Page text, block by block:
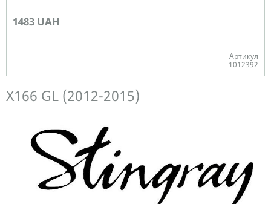
1483 UAH
Артикул
1012392
X166 GL (2012-2015)